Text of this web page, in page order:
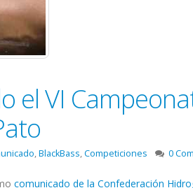
el VI
,BlackBass,Competiciones 0
comunicado de la Confederación